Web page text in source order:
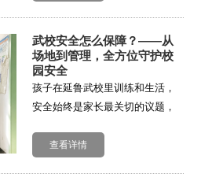
武校安全怎么保障？——从
场地到管理，全方位守护校
园安全
孩子在延鲁武校里训练和生活，
安全始终是家长最关切的议题，
延鲁武校从场地设施、管理制
查看详情